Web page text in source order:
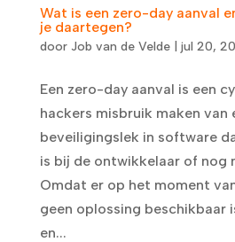
Wat is een zero-day aanval
je daartegen?
door Job van de Velde| jul 20,
Een zero-day aanval is een
hackers misbruik maken van
beveiligingslek in software
is bij de ontwikkelaar of nog
Omdat er op het moment
geen oplossing beschikbaar
en...